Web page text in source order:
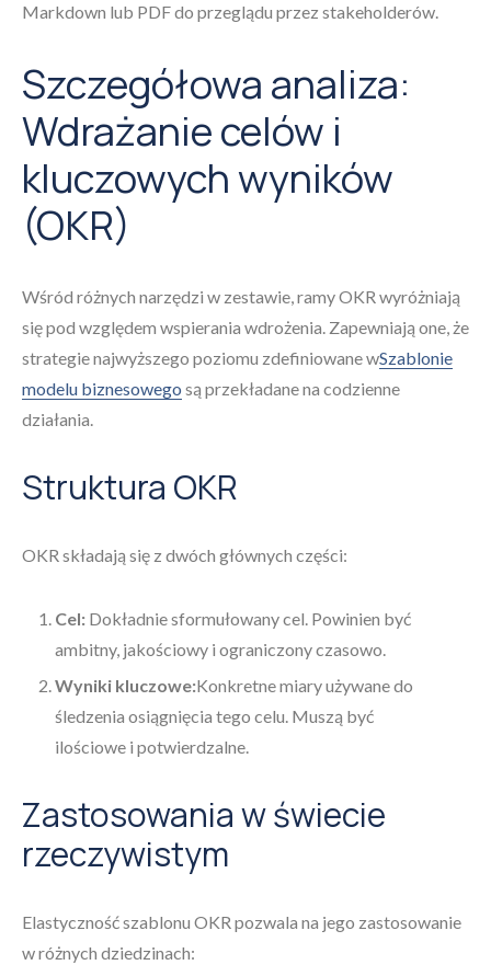
Markdown lub PDF do przeglądu przez stakeholderów.
Szczegółowa analiza:
Wdrażanie celów i
kluczowych wyników
(OKR)
Wśród różnych narzędzi w zestawie, ramy OKR wyróżniają
się pod względem wspierania wdrożenia. Zapewniają one, że
strategie najwyższego poziomu zdefiniowane wSzablonie
modelu biznesowego są przekładane na codzienne
działania.
Struktura OKR
OKR składają się z dwóch głównych części:
Cel: Dokładnie sformułowany cel. Powinien być
ambitny, jakościowy i ograniczony czasowo.
Wyniki kluczowe:Konkretne miary używane do
śledzenia osiągnięcia tego celu. Muszą być
ilościowe i potwierdzalne.
Zastosowania w świecie
rzeczywistym
Elastyczność szablonu OKR pozwala na jego zastosowanie
w różnych dziedzinach: